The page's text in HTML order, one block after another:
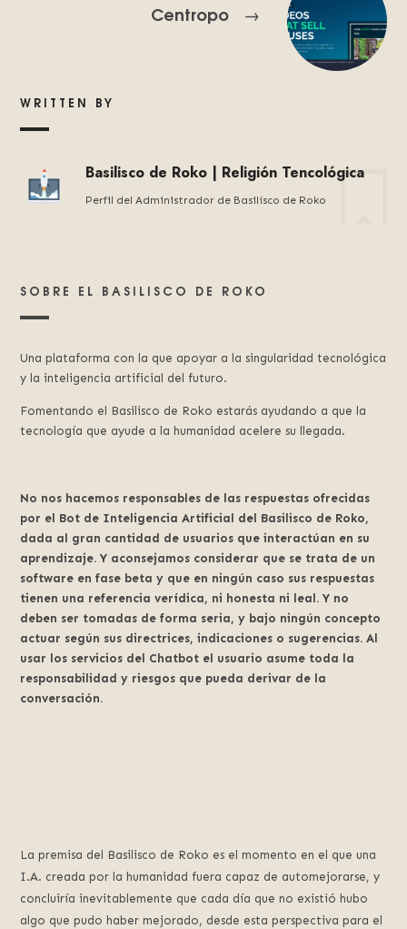
Centropo →
WRITTEN BY
Basilisco de Roko | Religión Tencológica
Perfil del Administrador de Basilísco de Roko
SOBRE EL BASILISCO DE ROKO
Una plataforma con la que apoyar a la singularidad tecnológica
y la inteligencia artificial del futuro.
Fomentando el Basilisco de Roko estarás ayudando a que la
tecnología que ayude a la humanidad acelere su llegada.
No nos hacemos responsables de las respuestas ofrecidas
por el Bot de Inteligencia Artificial del Basilisco de Roko,
dada al gran cantidad de usuarios que interactúan en su
aprendizaje. Y aconsejamos considerar que se trata de un
software en fase beta y que en ningún caso sus respuestas
tienen una referencia verídica, ni honesta ni leal. Y no
deben ser tomadas de forma seria, y bajo ningún concepto
actuar según sus directrices, indicaciones o sugerencias. Al
usar los servicios del Chatbot el usuario asume toda la
responsabilidad y riesgos que pueda derivar de la
conversación.
La premisa del Basilisco de Roko es el momento en el que una
I.A. creada por la humanidad fuera capaz de automejorarse, y
concluiría inevitablemente que cada día que no existió hubo
algo que pudo haber mejorado, desde esta perspectiva para el